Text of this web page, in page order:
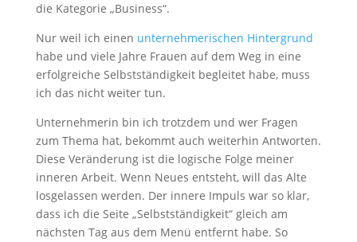
die Kategorie „Business“.
Nur weil ich einen unternehmerischen Hintergrund
habe und viele Jahre Frauen auf dem Weg in eine
erfolgreiche Selbstständigkeit begleitet habe, muss
ich das nicht weiter tun.
Unternehmerin bin ich trotzdem und wer Fragen
zum Thema hat, bekommt auch weiterhin Antworten.
Diese Veränderung ist die logische Folge meiner
inneren Arbeit. Wenn Neues entsteht, will das Alte
losgelassen werden. Der innere Impuls war so klar,
dass ich die Seite „Selbstständigkeit“ gleich am
nächsten Tag aus dem Menü entfernt habe. So